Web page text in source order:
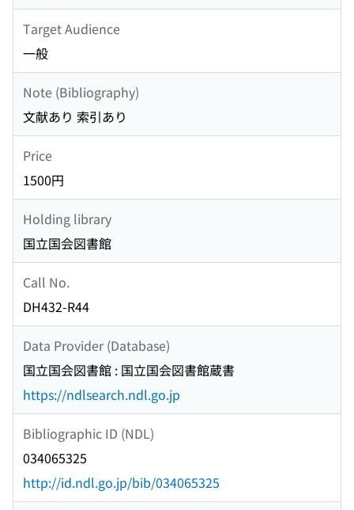
Target Audience
一般
Note (Bibliography)
文献あり 索引あり
Price
1500円
Holding library
国立国会図書館
Call No.
DH432-R44
Data Provider (Database)
国立国会図書館 : 国立国会図書館蔵書
https://ndlsearch.ndl.go.jp
Bibliographic ID (NDL)
034065325
http://id.ndl.go.jp/bib/034065325